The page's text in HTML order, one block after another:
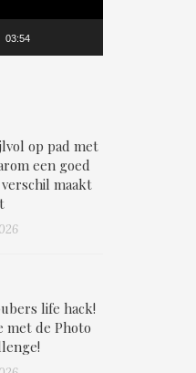
03:54
op pad met
een goed
maakt
life hack!
met de Photo